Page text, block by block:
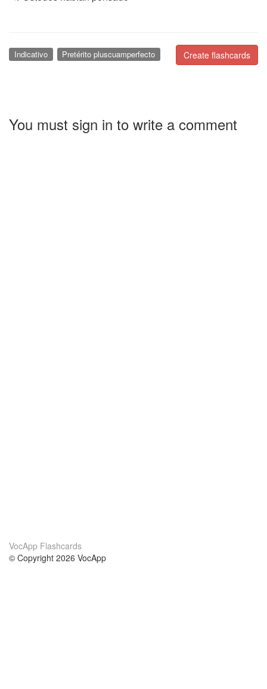
Create flashcards
Indicativo Pretérito pluscuamperfecto
You must sign in to write a comment
VocApp Flashcards
© Copyright 2026 VocApp